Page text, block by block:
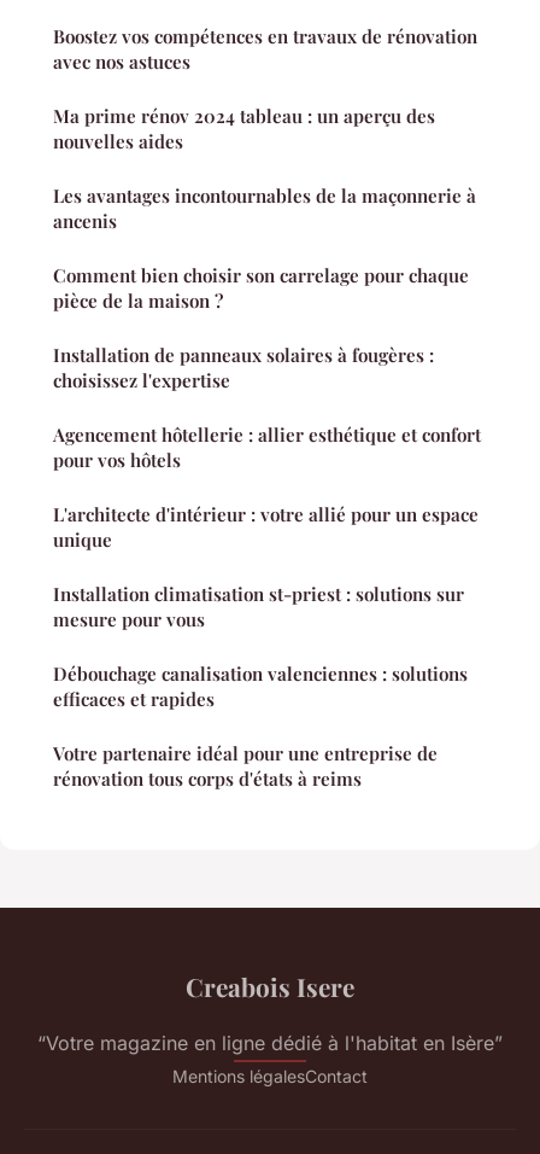
Boostez vos compétences en travaux de rénovation
avec nos astuces
Ma prime rénov 2024 tableau : un aperçu des
nouvelles aides
Les avantages incontournables de la maçonnerie à
ancenis
Comment bien choisir son carrelage pour chaque
pièce de la maison ?
Installation de panneaux solaires à fougères :
choisissez l'expertise
Agencement hôtellerie : allier esthétique et confort
pour vos hôtels
L'architecte d'intérieur : votre allié pour un espace
unique
Installation climatisation st-priest : solutions sur
mesure pour vous
Débouchage canalisation valenciennes : solutions
efficaces et rapides
Votre partenaire idéal pour une entreprise de
rénovation tous corps d'états à reims
Creabois Isere
“Votre magazine en ligne dédié à l'habitat en Isère”
Mentions légalesContact